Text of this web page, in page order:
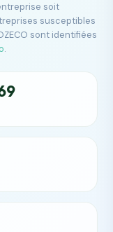
soit
susceptibles
sont identifiées
.